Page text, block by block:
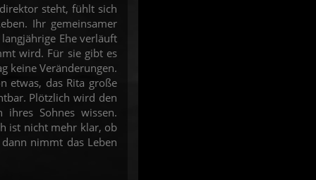
steht, fühlt sich
Ihr gemeinsamer
Ehe verläuft
wird. Für sie gibt es
keine Veränderungen.
etwas, das Rita große
Plötzlich wird den
Sohnes wissen.
ist nicht mehr klar, ob
nimmt das Leben